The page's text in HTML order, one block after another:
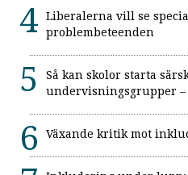
Liberalerna vill se
problembeteenden
Så kan skolor starta
undervisningsgrupper –
Växande kritik mot